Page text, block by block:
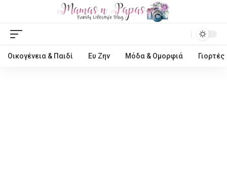
Οικογένεια & Παιδί Ευ Ζην Μόδα & Ομορφιά Γιορτές